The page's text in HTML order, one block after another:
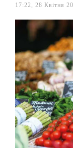
17:22, 28 Квітня